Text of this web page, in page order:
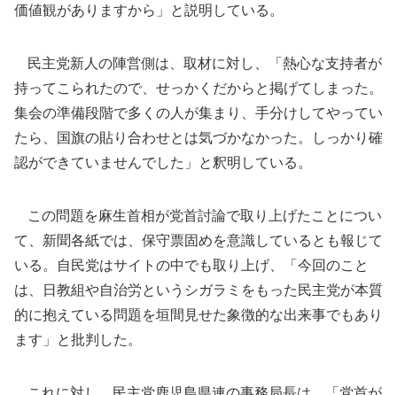
価値観がありますから」と説明している。
民主党新人の陣営側は、取材に対し、「熱心な支持者が
持ってこられたので、せっかくだからと掲げてしまった。
集会の準備段階で多くの人が集まり、手分けしてやってい
たら、国旗の貼り合わせとは気づかなかった。しっかり確
認ができていませんでした」と釈明している。
この問題を麻生首相が党首討論で取り上げたことについ
て、新聞各紙では、保守票固めを意識しているとも報じて
いる。自民党はサイトの中でも取り上げ、「今回のこと
は、日教組や自治労というシガラミをもった民主党が本質
的に抱えている問題を垣間見せた象徴的な出来事でもあり
ます」と批判した。